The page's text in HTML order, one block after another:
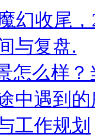
幻收尾
与复盘.
怎么样
中遇到
工作规划